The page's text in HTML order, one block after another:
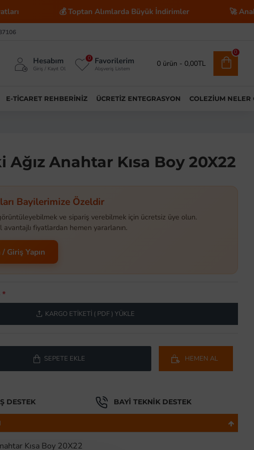
💰 Toptan Alımlarda Büyük İndirimler 🚀 Anahtar
Hesabım
Giriş / Kayıt Ol
Favorilerim
Alışveriş Listem
0
0 ürün - 0,00TL
0
E-TICARET REHBERINIZ ÜCRETIZ ENTEGRASYON COLEZIUM NELER
Ağız Anahtar Kısa Boy 20X22
Bayilerimize Özeldir
ve sipariş verebilmek için ücretsiz üye olun.
avantajlı fiyatlardan hemen yararlanın.
Giriş Yapın
KARGO ETIKETI ( PDF ) YÜKLE
SEPETE EKLE HEMEN AL
DESTEK BAYI TEKNIK DESTEK
Kısa Boy 20X22